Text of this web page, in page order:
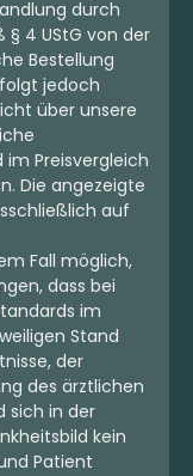
durch
§ 4 UStG von der
Bestellung
jedoch
über unsere
Preisvergleich
Die angezeigte
auf
Fall möglich,
dass bei
im
Stand
der
des ärztlichen
sich in der
kein
Patient